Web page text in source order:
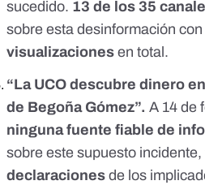
sucedido. 13 de los 35
sobre esta desinformación con
visualizaciones en total.
“La UCO descubre dinero
de Begoña Gómez”. A 14 de
ninguna fuente fiable de
sobre este supuesto incidente,
declaraciones de los